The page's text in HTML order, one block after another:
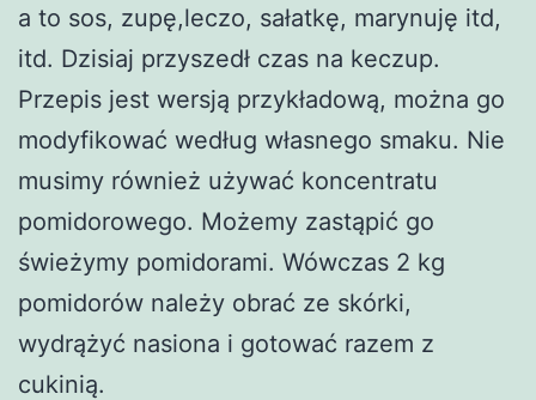
a to sos, zupę,leczo, sałatkę, marynuję itd,
itd. Dzisiaj przyszedł czas na keczup.
Przepis jest wersją przykładową, można go
modyfikować według własnego smaku. Nie
musimy również używać koncentratu
pomidorowego. Możemy zastąpić go
świeżymy pomidorami. Wówczas 2 kg
pomidorów należy obrać ze skórki,
wydrążyć nasiona i gotować razem z
cukinią.